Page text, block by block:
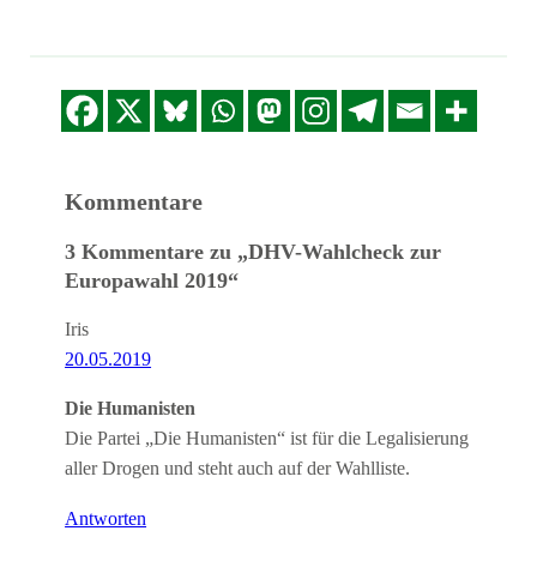
Kommentare
3 Kommentare zu „DHV-Wahlcheck zur
Europawahl 2019“
Iris
20.05.2019
Die Humanisten
Die Partei „Die Humanisten“ ist für die Legalisierung
aller Drogen und steht auch auf der Wahlliste.
Antworten